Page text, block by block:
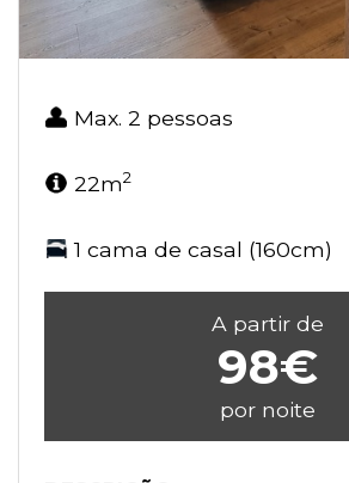
Max. 2 pessoas
22m2
1 cama de casal (160cm)
A partir de
98€
por noite